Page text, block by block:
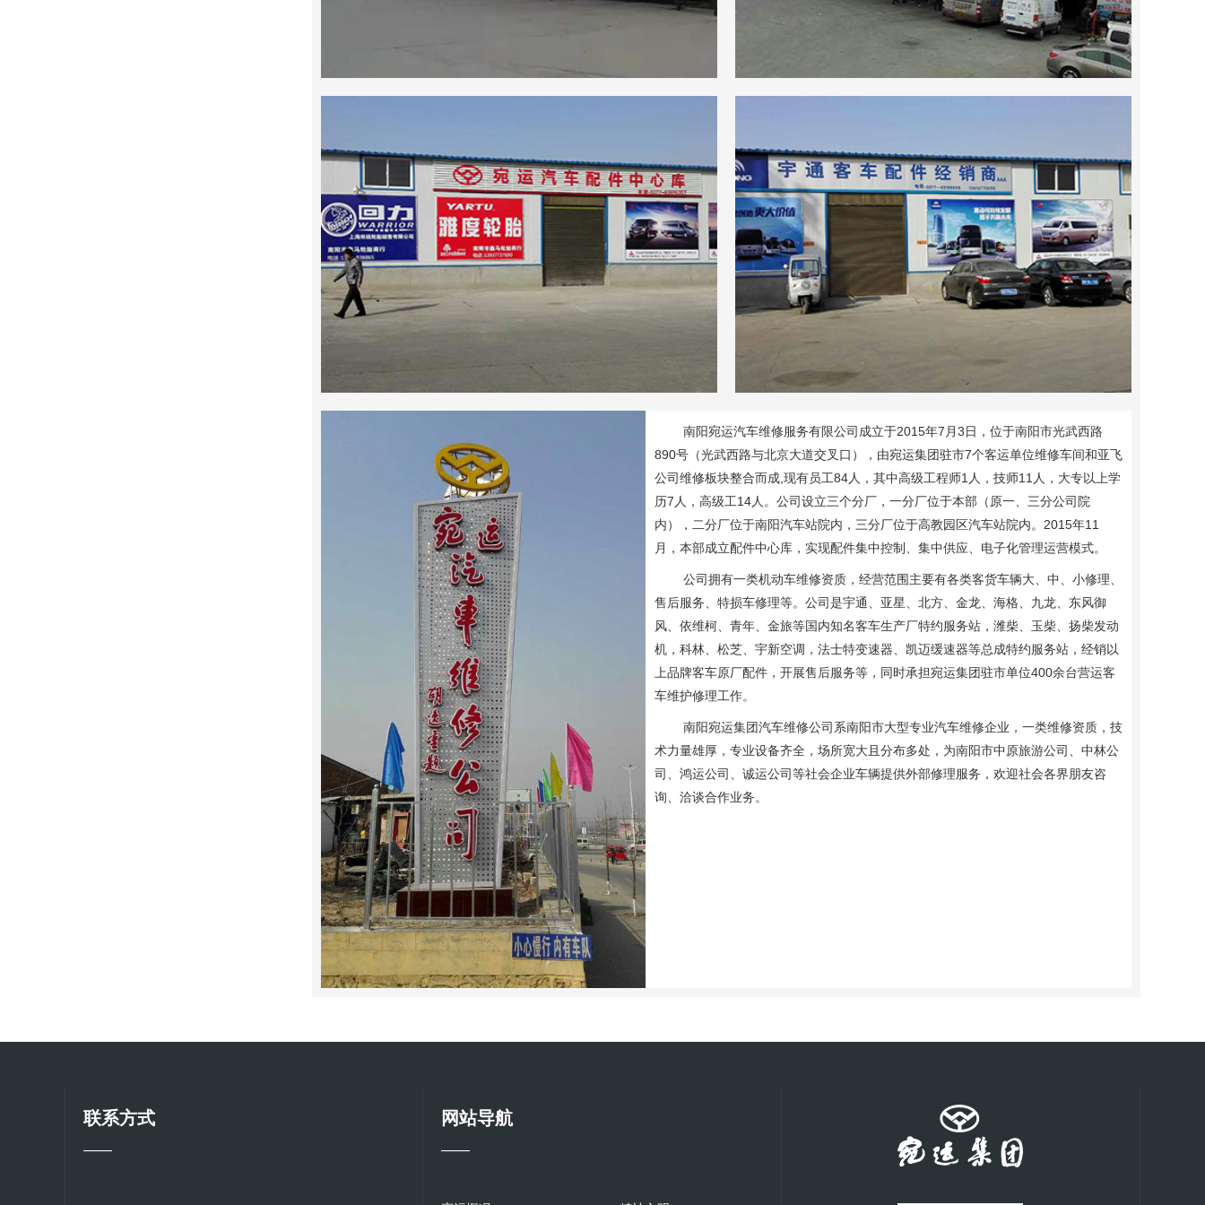
南阳宛运汽车维修服务有限公司成立于2015年7 月3日，位于南阳市光武西路
890号（光武西路与北京大道交叉口），由宛运集团驻市7个客运单位维修车间和亚飞
公司维修板块整合而成, 现有员工84人，其中高级工程师1 人，技师11 人，大专以上学
历7 人，高级工14人。公司设立三个分厂，一分厂位于本部（原一、三分公司院
内），二分厂位于南阳汽车站院内，三分厂位于高教园区汽车站院内。 2015年11
月，本部成立配件中心库，实现配件集中控制、集中供应、电子化管理运营模式。
公司拥有一类机动车维修资质，经营范围主要有各类客货车辆大、中、小修理、
售后服务、特损车修理等。公司是宇通、亚星、北方、金龙、海格、九龙、东风御
风、依维柯、青年、金旅等国内知名客车生产厂特约服务站，潍柴、玉柴、扬柴发动
机，科林、松芝、宇新空调，法士特变速器、凯迈缓速器等总成特约服务站，经销以
上品牌客车原厂配件，开展售后服务等，同时承担宛运集团驻市单位400余台营运客
车维护修理工作。
南阳宛运集团汽车维修公司系南阳市大型专业汽车维修企业，一类维修资质，技
术力量雄厚，专业设备齐全，场所宽大且分布多处，为南阳市中原旅游公司、中林公
司、鸿运公司、诚运公司等社会企业车辆提供外部修理服务，欢迎社会各界朋友咨
询、洽谈合作业务。
联系方式
——
网站导航
——